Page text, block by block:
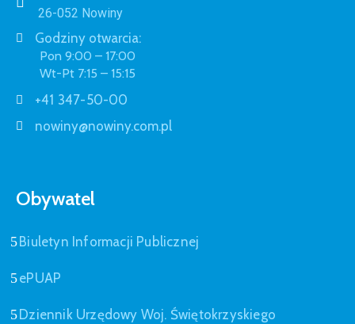
26-052 Nowiny
Godziny otwarcia:
Pon 9:00 – 17:00
Wt-Pt 7:15 – 15:15
+41 347-50-00
nowiny@nowiny.com.pl
Obywatel
Biuletyn Informacji Publicznej
ePUAP
Dziennik Urzędowy Woj. Świętokrzyskiego